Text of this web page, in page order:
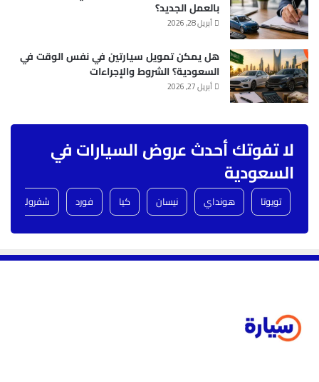
بالعمل الجديد؟
أبريل 28, 2026
هل يمكن تمويل سيارتين في نفس الوقت في
السعودية؟ الشروط والإجراءات
أبريل 27, 2026
لا تفوتك أحدث عروض السيارات في
السعودية
تويوتا هونداي نيسان كيا فورد شفروليه